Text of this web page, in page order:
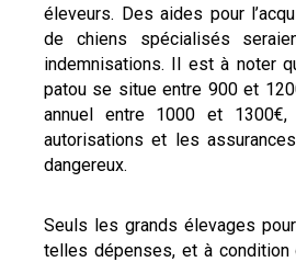
éleveurs. Des aides pour
de chiens spécialisés
indemnisations. Il est à noter
patou se situe entre 900 et
annuel entre 1000 et
autorisations et les
dangereux.
Seuls les grands élevages
telles dépenses, et à condition